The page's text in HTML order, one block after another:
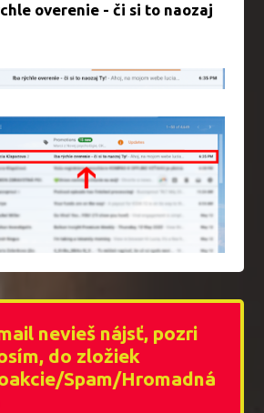
overenie - či si to naozaj
nevieš nájsť, pozri
do zložiek
Spam/Hromadná